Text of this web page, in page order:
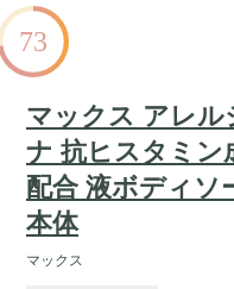
73
マックス アレル
ナ 抗ヒスタミン
配合 液ボディソ
本体
マックス